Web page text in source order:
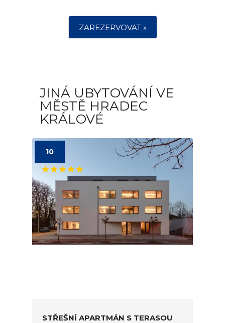
ZAREZERVOVAT »
JINÁ UBYTOVÁNÍ VE
MĚSTĚ HRADEC
KRÁLOVÉ
10
STŘEŠNÍ APARTMÁN S TERASOU